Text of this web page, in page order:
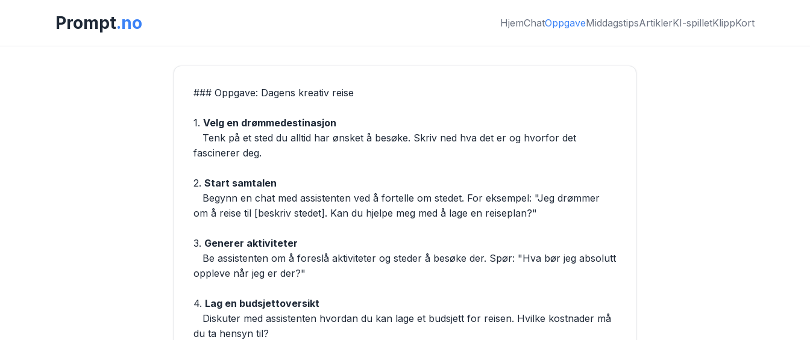
Prompt.no HjemChatOppgaveMiddagstipsArtiklerKI-spilletKlippKort
### Oppgave: Dagens kreativ reise
1. Velg en drømmedestinasjon
fascinerer deg.
2. Start samtalen
om å reise til [beskriv stedet]. Kan du hjelpe meg med å lage en reiseplan?"
3. Generer aktiviteter
oppleve når jeg er der?"
4. Lag en budsjettoversikt
du ta hensyn til?